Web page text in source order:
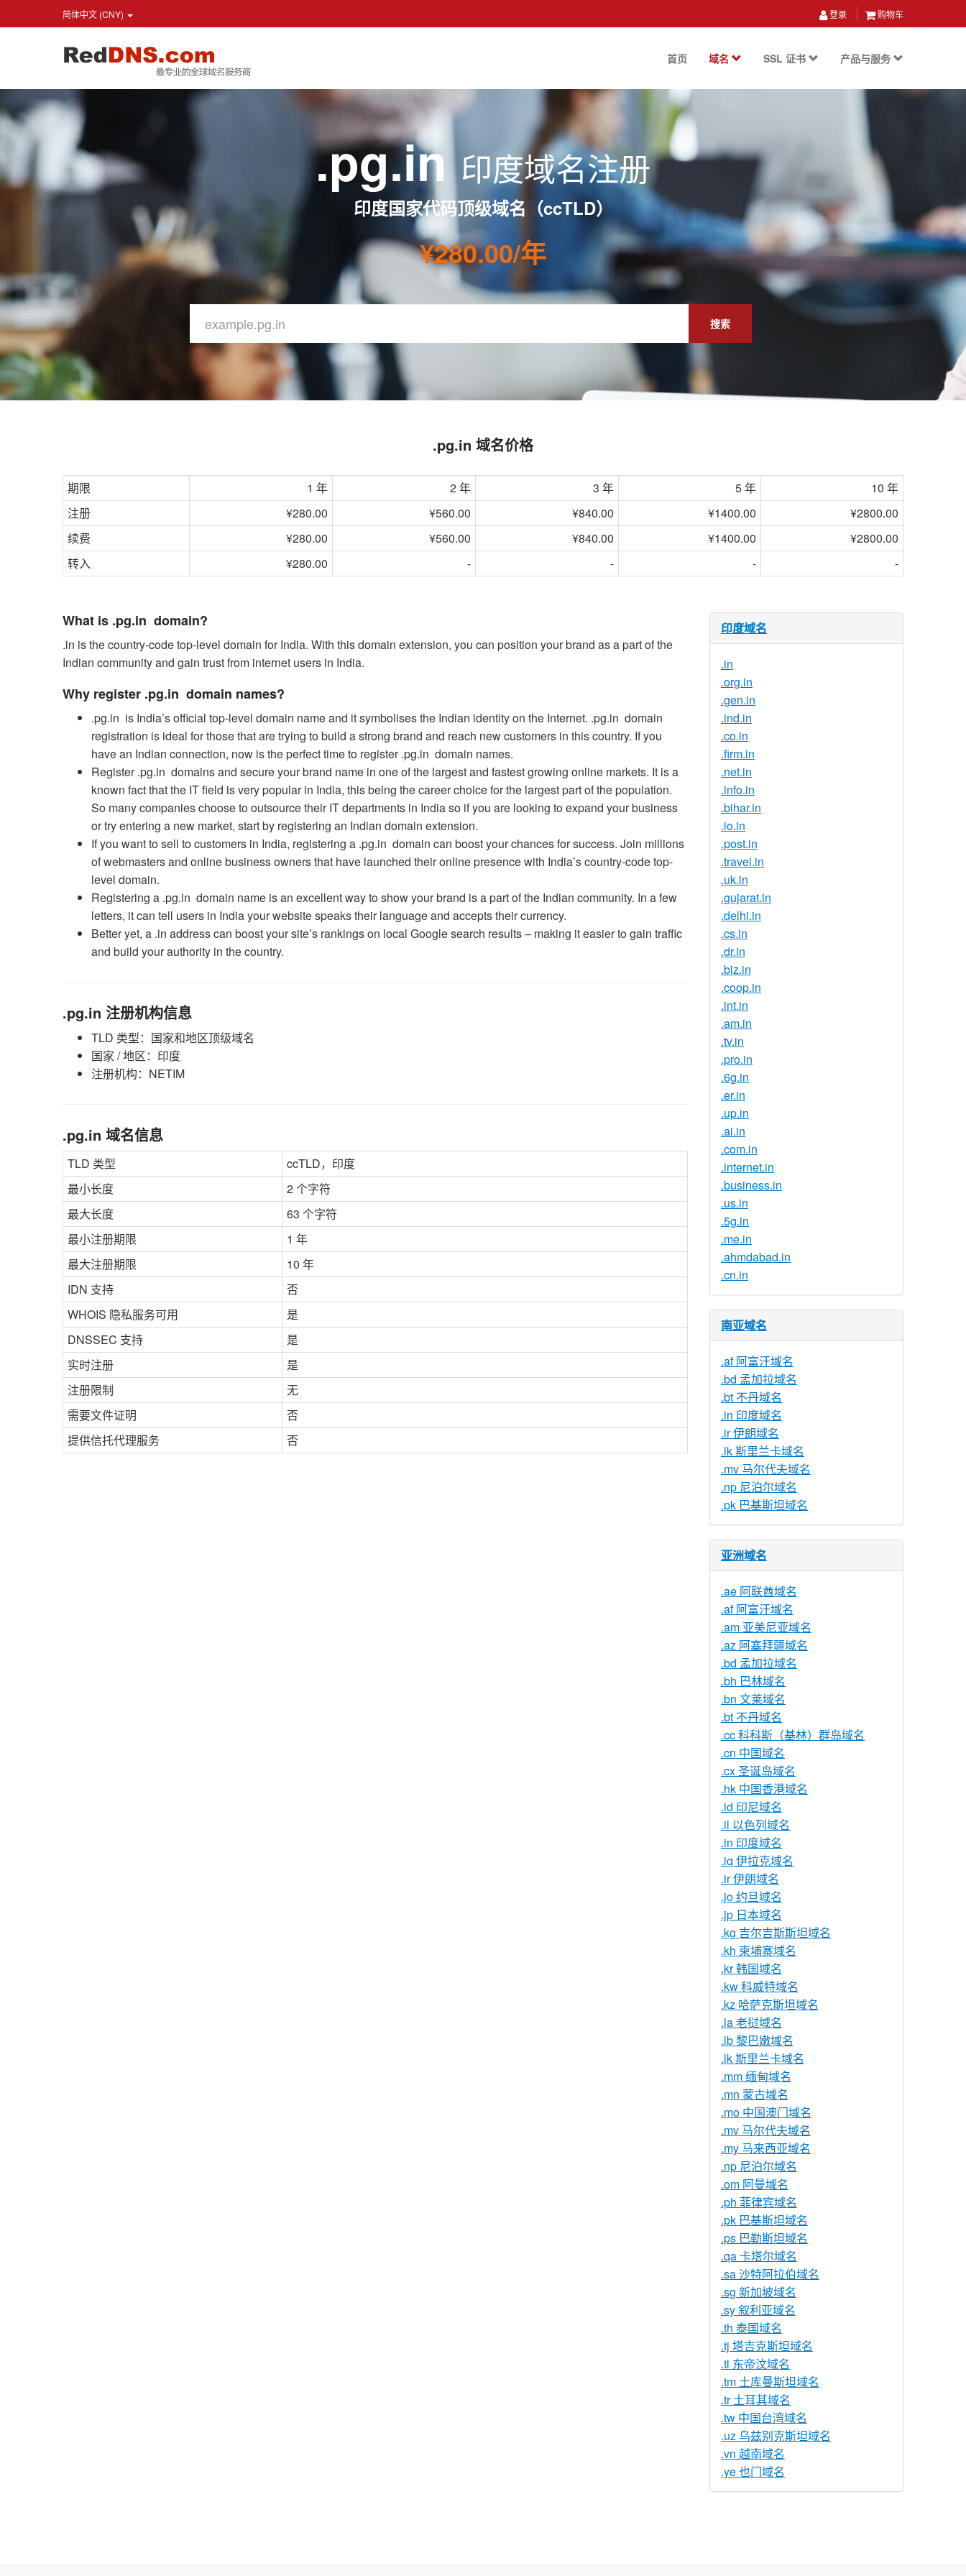
简体中文 (CNY) 登录 购物车
首页 域名 SSL 证书 产品与服务
.pg.in印度域名注册
印度国家代码顶级域名（ccTLD）
¥280.00/年
搜索
.pg.in 域名价格
期限 1 年 2 年 3 年 5 年
10 年
注册
¥280.00 ¥560.00 ¥840.00 ¥1400.00
¥2800.00
续费
¥280.00 ¥560.00 ¥840.00 ¥1400.00
¥2800.00
转入
¥280.00 - - - -
What is .pg.in domain?
.in is the country-code top-level domain for India. With this domain extension, you can position your brand as a part of the
Indian community and gain trust from internet users in India.
Why register .pg.in domain names?
.pg.in is India’s official top-level domain name and it symbolises the Indian identity on the Internet. .pg.in domain
registration is ideal for those that are trying to build a strong brand and reach new customers in this country. If you
have an Indian connection, now is the perfect time to register .pg.in domain names.
Register .pg.in domains and secure your brand name in one of the largest and fastest growing online markets. It is a
known fact that the IT field is very popular in India, this being the career choice for the largest part of the population.
So many companies choose to outsource their IT departments in India so if you are looking to expand your business
or try entering a new market, start by registering an Indian domain extension.
If you want to sell to customers in India, registering a .pg.in domain can boost your chances for success. Join millions
of webmasters and online business owners that have launched their online presence with India’s country-code top-
level domain.
Registering a .pg.in domain name is an excellent way to show your brand is a part of the Indian community. In a few
letters, it can tell users in India your website speaks their language and accepts their currency.
Better yet, a .in address can boost your site’s rankings on local Google search results – making it easier to gain traffic
and build your authority in the country.
.pg.in 注册机构信息
TLD 类型：国家和地区顶级域名
国家 / 地区：印度
注册机构：NETIM
.pg.in 域名信息
TLD 类型
ccTLD，印度
最小长度
2 个字符
最大长度
63 个字符
最小注册期限
1 年
最大注册期限
10 年
IDN 支持
否
WHOIS 隐私服务可用
是
DNSSEC 支持
是
实时注册
是
注册限制
无
需要文件证明
否
提供信托代理服务
否
印度域名
.in
.org.in
.gen.in
.ind.in
.co.in
.firm.in
.net.in
.info.in
.bihar.in
.io.in
.post.in
.travel.in
.uk.in
.gujarat.in
.delhi.in
.cs.in
.dr.in
.biz.in
.coop.in
.int.in
.am.in
.tv.in
.pro.in
.6g.in
.er.in
.up.in
.ai.in
.com.in
.internet.in
.business.in
.us.in
.5g.in
.me.in
.ahmdabad.in
.cn.in
南亚域名
.af 阿富汗域名
.bd 孟加拉域名
.bt 不丹域名
.in 印度域名
.ir 伊朗域名
.lk 斯里兰卡域名
.mv 马尔代夫域名
.np 尼泊尔域名
.pk 巴基斯坦域名
亚洲域名
.ae 阿联酋域名
.af 阿富汗域名
.am 亚美尼亚域名
.az 阿塞拜疆域名
.bd 孟加拉域名
.bh 巴林域名
.bn 文莱域名
.bt 不丹域名
.cc 科科斯（基林）群岛域名
.cn 中国域名
.cx 圣诞岛域名
.hk 中国香港域名
.id 印尼域名
.il 以色列域名
.in 印度域名
.iq 伊拉克域名
.ir 伊朗域名
.jo 约旦域名
.jp 日本域名
.kg 吉尔吉斯斯坦域名
.kh 柬埔寨域名
.kr 韩国域名
.kw 科威特域名
.kz 哈萨克斯坦域名
.la 老挝域名
.lb 黎巴嫩域名
.lk 斯里兰卡域名
.mm 缅甸域名
.mn 蒙古域名
.mo 中国澳门域名
.mv 马尔代夫域名
.my 马来西亚域名
.np 尼泊尔域名
.om 阿曼域名
.ph 菲律宾域名
.pk 巴基斯坦域名
.ps 巴勒斯坦域名
.qa 卡塔尔域名
.sa 沙特阿拉伯域名
.sg 新加坡域名
.sy 叙利亚域名
.th 泰国域名
.tj 塔吉克斯坦域名
.tl 东帝汶域名
.tm 土库曼斯坦域名
.tr 土耳其域名
.tw 中国台湾域名
.uz 乌兹别克斯坦域名
.vn 越南域名
.ye 也门域名